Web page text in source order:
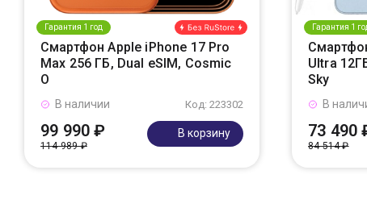
Гарантия 1 год
Смартфон Apple iPhone 17 Pro
Max 256 ГБ, Dual eSIM, Cosmic
O
Код: 223302
В наличии
99 990 ₽
114 989 ₽
В корзину
Гарантия 1
Ultra
Sky
В
73 490
84 514 ₽